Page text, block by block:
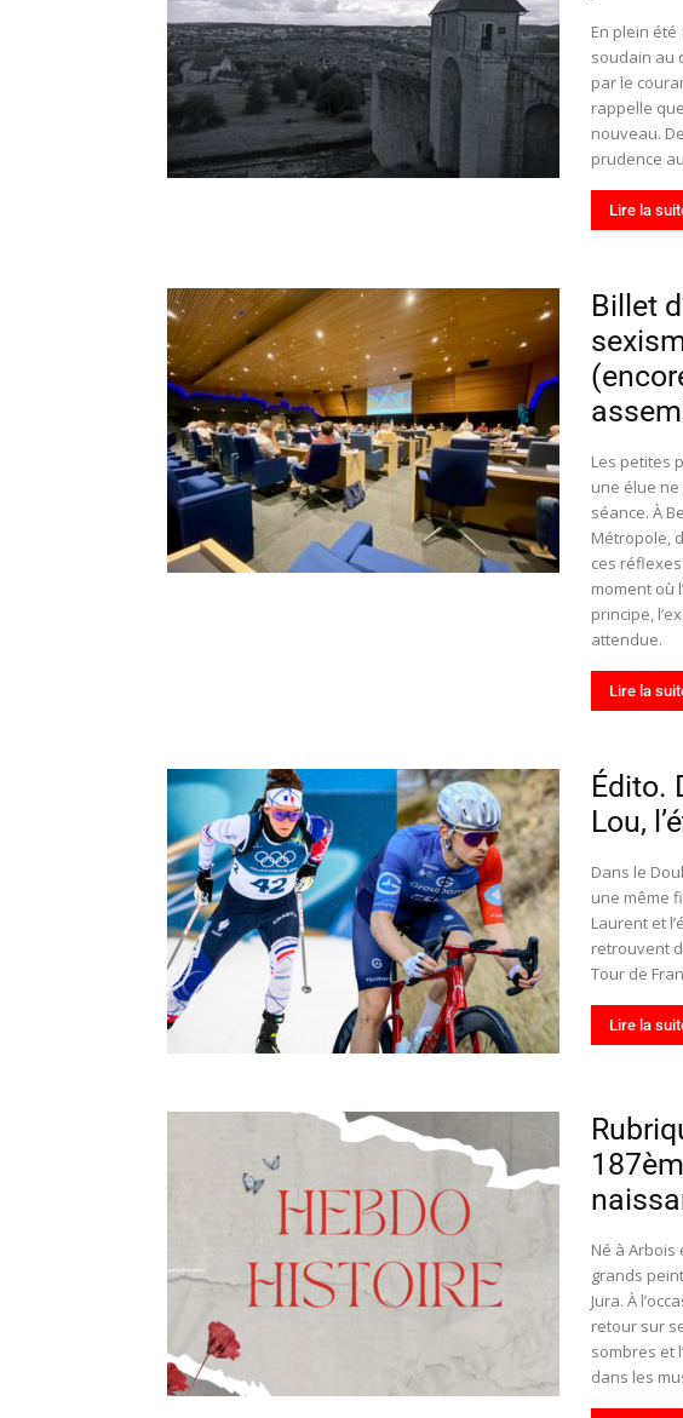
En plein
soudain au
par le
rappelle
nouveau.
prudence
Lire la
Billet
Les petites
une élue
séance. À
Métropole,
ces
moment où
principe,
attendue.
Lire la
Édito.
Lou,
Dans le
une même
Laurent et
retrouvent
Tour de
Lire la
Né à Arbois
grands
Jura. À
retour sur
sombres et
dans les